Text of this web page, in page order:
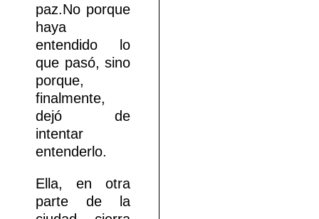
paz.No porque
haya
entendido lo
que pasó, sino
porque,
finalmente,
dejó de
intentar
entenderlo.
Ella, en otra
parte de la